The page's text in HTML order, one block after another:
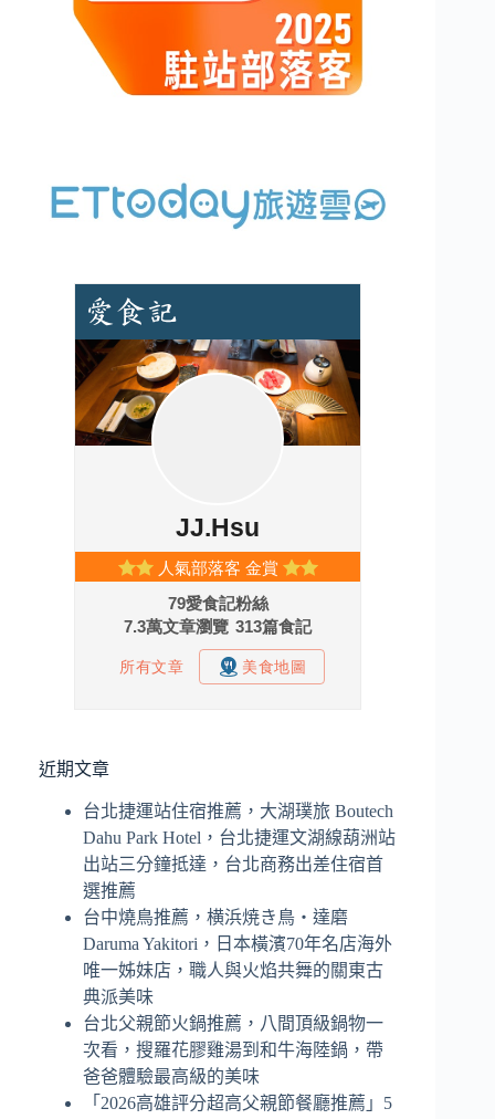
近期文章
台北捷運站住宿推薦，大湖璞旅 Boutech
Dahu Park Hotel，台北捷運文湖線葫洲站
出站三分鐘抵達，台北商務出差住宿首
選推薦
台中燒鳥推薦，横浜焼き鳥‧達磨
Daruma Yakitori，日本橫濱70年名店海外
唯一姊妹店，職人與火焰共舞的關東古
典派美味
台北父親節火鍋推薦，八間頂級鍋物一
次看，搜羅花膠雞湯到和牛海陸鍋，帶
爸爸體驗最高級的美味
「2026高雄評分超高父親節餐廳推薦」5